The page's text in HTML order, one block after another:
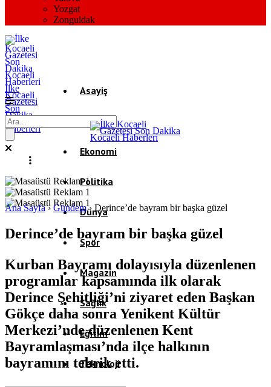
Yozgat
Zonguldak
İlke
Kocaeli
Gazetesi
Son
Dakika
Kocaeli
Haberleri
Asayiş
Gündem
Ekonomi
Politika
Dünya
Spor
Magazin
Sağlık
Eğitim
Teknoloji
Ana Sayfa› Gündem› Derince’de bayram bir başka güzel
Derince’de bayram bir başka güzel
Kurban Bayramı dolayısıyla düzenlenen
programlar kapsamında ilk olarak
Derince Şehitliği’ni ziyaret eden Başkan
Gökçe daha sonra Yenikent Kültür
Merkezi’nde düzenlenen Kent
Bayramlaşması’nda ilçe halkının
bayramını tebrik etti.